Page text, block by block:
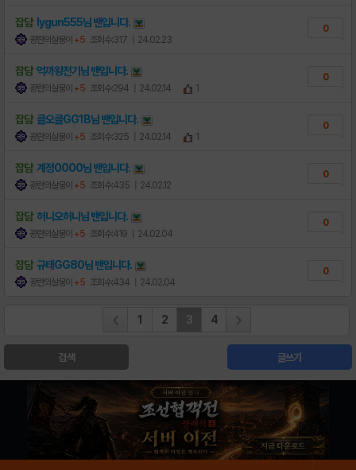
잡담 lygun555님 밴입니다.
광란의살뭉이 +5 조회수:317 | 24.02.23
0
잡담 억까왕전기님 밴입니다.
광란의살뭉이 +5 조회수:294 | 24.02.14 1
0
잡담 클오클GG1B님 밴입니다.
광란의살뭉이 +5 조회수:325 | 24.02.14 1
0
잡담 계정0000님 밴입니다.
광란의살뭉이 +5 조회수:435 | 24.02.12
0
잡담 허니오허니님 밴입니다.
광란의살뭉이 +5 조회수:419 | 24.02.04
0
잡담 규태GG80님 밴입니다.
광란의살뭉이 +5 조회수:434 | 24.02.04
0
1 2 3 4
검색 글쓰기